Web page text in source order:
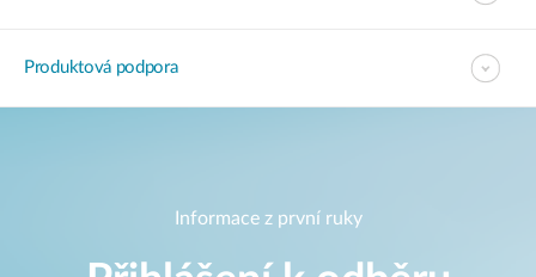
Produktová podpora
Informace z první ruky